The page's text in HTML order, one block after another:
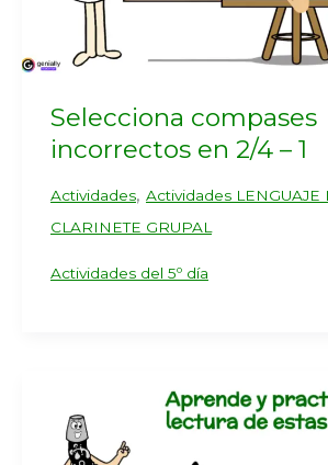
Selecciona compases
incorrectos en 2/4 – 1
Actividades, Actividades LENGUAJE
CLARINETE GRUPAL
Actividades del 5º día